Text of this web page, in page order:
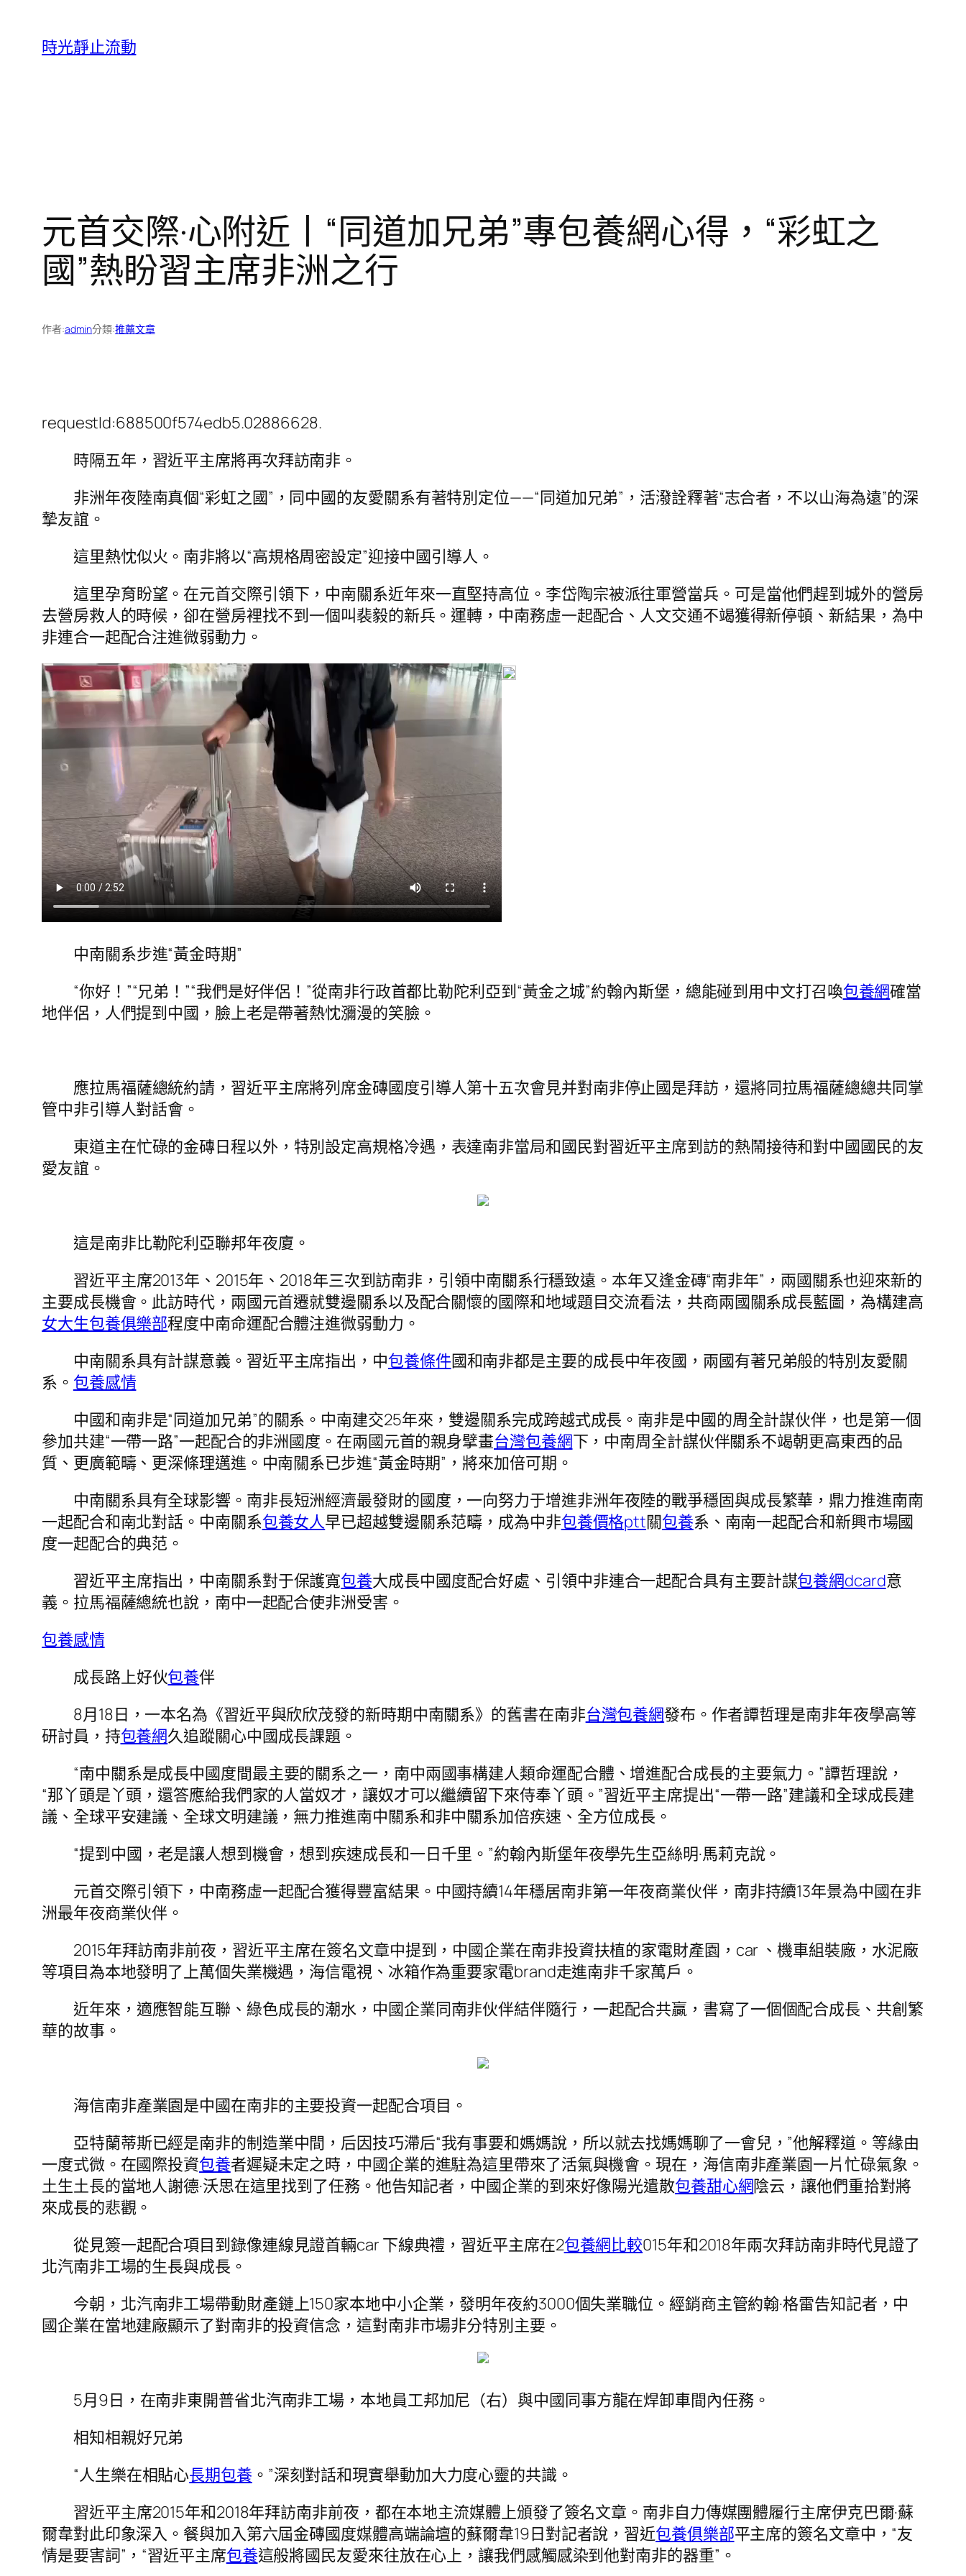
時光靜止流動
元首交際·心附近丨“同道加兄弟”專包養網心得，“彩虹之
國”熱盼習主席非洲之行
作者:admin分類:推薦文章
requestId:688500f574edb5.02886628.
時隔五年，習近平主席將再次拜訪南非。
非洲年夜陸南真個“彩虹之國”，同中國的友愛關系有著特別定位——“同道加兄弟”，活潑詮釋著“志合者，不以山海為遠”的深
摯友誼。
這里熱忱似火。南非將以“高規格周密設定”迎接中國引導人。
這里孕育盼望。在元首交際引領下，中南關系近年來一直堅持高位。李岱陶宗被派往軍營當兵。可是當他們趕到城外的營房
去營房救人的時候，卻在營房裡找不到一個叫裴毅的新兵。運轉，中南務虛一起配合、人文交通不竭獲得新停頓、新結果，為中
非連合一起配合注進微弱動力。
中南關系步進“黃金時期”
“你好！”“兄弟！”“我們是好伴侶！”從南非行政首都比勒陀利亞到“黃金之城”約翰內斯堡，總能碰到用中文打召喚包養網確當
地伴侶，人們提到中國，臉上老是帶著熱忱瀰漫的笑臉。
應拉馬福薩總統約請，習近平主席將列席金磚國度引導人第十五次會見并對南非停止國是拜訪，還將同拉馬福薩總總共同掌
管中非引導人對話會。
東道主在忙碌的金磚日程以外，特別設定高規格冷遇，表達南非當局和國民對習近平主席到訪的熱鬧接待和對中國國民的友
愛友誼。
這是南非比勒陀利亞聯邦年夜廈。
習近平主席2013年、2015年、2018年三次到訪南非，引領中南關系行穩致遠。本年又逢金磚“南非年”，兩國關系也迎來新的
主要成長機會。此訪時代，兩國元首遷就雙邊關系以及配合關懷的國際和地域題目交流看法，共商兩國關系成長藍圖，為構建高
女大生包養俱樂部程度中南命運配合體注進微弱動力。
中南關系具有計謀意義。習近平主席指出，中包養條件國和南非都是主要的成長中年夜國，兩國有著兄弟般的特別友愛關
系。 包養感情
中國和南非是“同道加兄弟”的關系。中南建交25年來，雙邊關系完成跨越式成長。南非是中國的周全計謀伙伴，也是第一個
參加共建“一帶一路”一起配合的非洲國度。在兩國元首的親身擘畫台灣包養網下，中南周全計謀伙伴關系不竭朝更高東西的品
質、更廣範疇、更深條理邁進。中南關系已步進“黃金時期”，將來加倍可期。
中南關系具有全球影響。南非長短洲經濟最發財的國度，一向努力于增進非洲年夜陸的戰爭穩固與成長繁華，鼎力推進南南
一起配合和南北對話。中南關系包養女人早已超越雙邊關系范疇，成為中非包養價格ptt關包養系、南南一起配合和新興市場國
度一起配合的典范。
習近平主席指出，中南關系對于保護寬包養大成長中國度配合好處、引領中非連合一起配合具有主要計謀包養網dcard意
義。拉馬福薩總統也說，南中一起配合使非洲受害。
包養感情
成長路上好伙包養伴
8月18日，一本名為《習近平與欣欣茂發的新時期中南關系》的舊書在南非台灣包養網發布。作者譚哲理是南非年夜學高等
研討員，持包養網久追蹤關心中國成長課題。
“南中關系是成長中國度間最主要的關系之一，南中兩國事構建人類命運配合體、增進配合成長的主要氣力。”譚哲理說，
“那丫頭是丫頭，還答應給我們家的人當奴才，讓奴才可以繼續留下來侍奉丫頭。”習近平主席提出“一帶一路”建議和全球成長建
議、全球平安建議、全球文明建議，無力推進南中關系和非中關系加倍疾速、全方位成長。
“提到中國，老是讓人想到機會，想到疾速成長和一日千里。”約翰內斯堡年夜學先生亞絲明·馬莉克說。
元首交際引領下，中南務虛一起配合獲得豐富結果。中國持續14年穩居南非第一年夜商業伙伴，南非持續13年景為中國在非
洲最年夜商業伙伴。
2015年拜訪南非前夜，習近平主席在簽名文章中提到，中國企業在南非投資扶植的家電財產園，car 、機車組裝廠，水泥廠
等項目為本地發明了上萬個失業機遇，海信電視、冰箱作為重要家電brand走進南非千家萬戶。
近年來，適應智能互聯、綠色成長的潮水，中國企業同南非伙伴結伴隨行，一起配合共贏，書寫了一個個配合成長、共創繁
華的故事。
海信南非產業園是中國在南非的主要投資一起配合項目。
亞特蘭蒂斯已經是南非的制造業中間，后因技巧滯后“我有事要和媽媽說，所以就去找媽媽聊了一會兒，”他解釋道。等緣由
一度式微。在國際投資包養者遲疑未定之時，中國企業的進駐為這里帶來了活氣與機會。現在，海信南非產業園一片忙碌氣象。
土生土長的當地人謝德·沃思在這里找到了任務。他告知記者，中國企業的到來好像陽光遣散包養甜心網陰云，讓他們重拾對將
來成長的悲觀。
從見簽一起配合項目到錄像連線見證首輛car 下線典禮，習近平主席在2包養網比較015年和2018年兩次拜訪南非時代見證了
北汽南非工場的生長與成長。
今朝，北汽南非工場帶動財產鏈上150家本地中小企業，發明年夜約3000個失業職位。經銷商主管約翰·格雷告知記者，中
國企業在當地建廠顯示了對南非的投資信念，這對南非市場非分特別主要。
5月9日，在南非東開普省北汽南非工場，本地員工邦加尼（右）與中國同事方龍在焊卸車間內任務。
相知相親好兄弟
“人生樂在相貼心長期包養 。”深刻對話和現實舉動加大力度心靈的共識。
習近平主席2015年和2018年拜訪南非前夜，都在本地主流媒體上頒發了簽名文章。南非自力傳媒團體履行主席伊克巴爾·蘇
爾韋對此印象深入。餐與加入第六屆金磚國度媒體高端論壇的蘇爾韋19日對記者說，習近包養俱樂部平主席的簽名文章中，“友
情是要害詞”，“習近平主席包養這般將國民友愛來往放在心上，讓我們感觸感染到他對南非的器重”。